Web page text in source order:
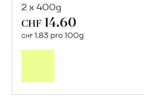
2 x 400g
CHF 14.60
CHF 1.83 pro 100g